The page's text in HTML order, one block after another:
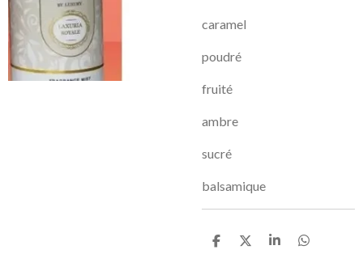
caramel
poudré
fruité
ambre
sucré
balsamique
P
P
P
P